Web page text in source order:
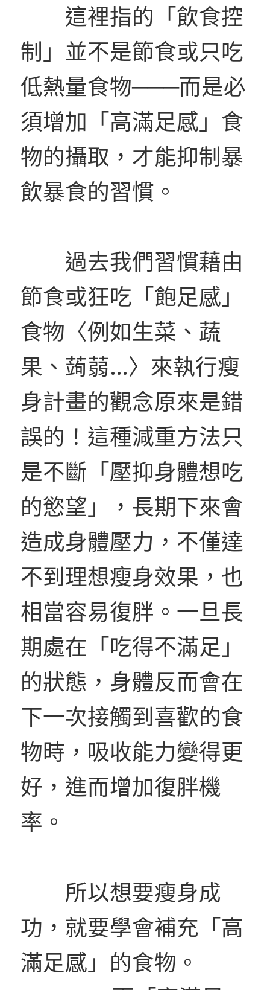
這裡指的「飲食控
制」並不是節食或只吃
低熱量食物───而是必
須增加「高滿足感」食
物的攝取，才能抑制暴
飲暴食的習慣。
過去我們習慣藉由
節食或狂吃「飽足感」
食物〈例如生菜、蔬
果、蒟蒻…〉來執行瘦
身計畫的觀念原來是錯
誤的！這種減重方法只
是不斷「壓抑身體想吃
的慾望」，長期下來會
造成身體壓力，不僅達
不到理想瘦身效果，也
相當容易復胖。一旦長
期處在「吃得不滿足」
的狀態，身體反而會在
下一次接觸到喜歡的食
物時，吸收能力變得更
好，進而增加復胖機
率。
所以想要瘦身成
功，就要學會補充「高
滿足感」的食物。